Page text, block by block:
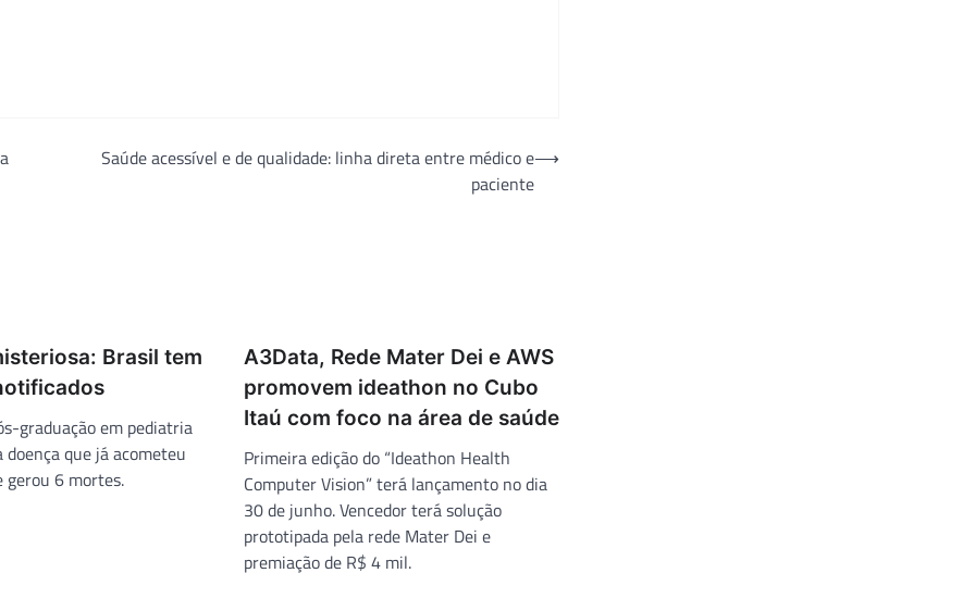
Saúde acessível e de qualidade: linha direta entre médico e
paciente
⟶
Brasil tem
graduação em pediatria
doença que já acometeu
gerou 6 mortes.
A3Data, Rede Mater Dei e AWS
promovem ideathon no Cubo
Itaú com foco na área de saúde
Primeira edição do “Ideathon Health
Computer Vision” terá lançamento no dia
30 de junho. Vencedor terá solução
prototipada pela rede Mater Dei e
premiação de R$ 4 mil.